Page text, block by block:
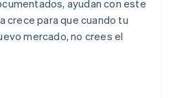
ayudan con este
crece para que cuando tu
mercado, no crees el